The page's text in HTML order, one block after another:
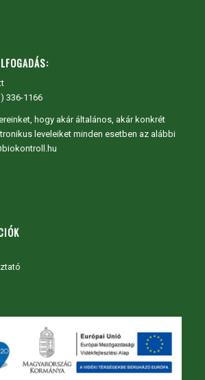
336-1166
hogy akár általános, akár konkrét
leveleiket minden esetben az alábbi